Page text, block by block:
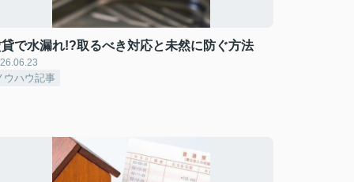
で水漏れ!?取るべき対応と未然に防ぐ方法
ウハウ記事